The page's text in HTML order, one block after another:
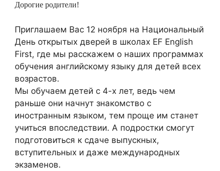
Дорогие родители!
Приглашаем Вас 12 ноября на Национальный
День открытых дверей в школах EF English
First, где мы расскажем о наших программах
обучения английскому языку для детей всех
возрастов.
Мы обучаем детей с 4-х лет, ведь чем
раньше они начнут знакомство с
иностранным языком, тем проще им станет
учиться впоследствии. А подростки смогут
подготовиться к сдаче выпускных,
вступительных и даже международных
экзаменов.